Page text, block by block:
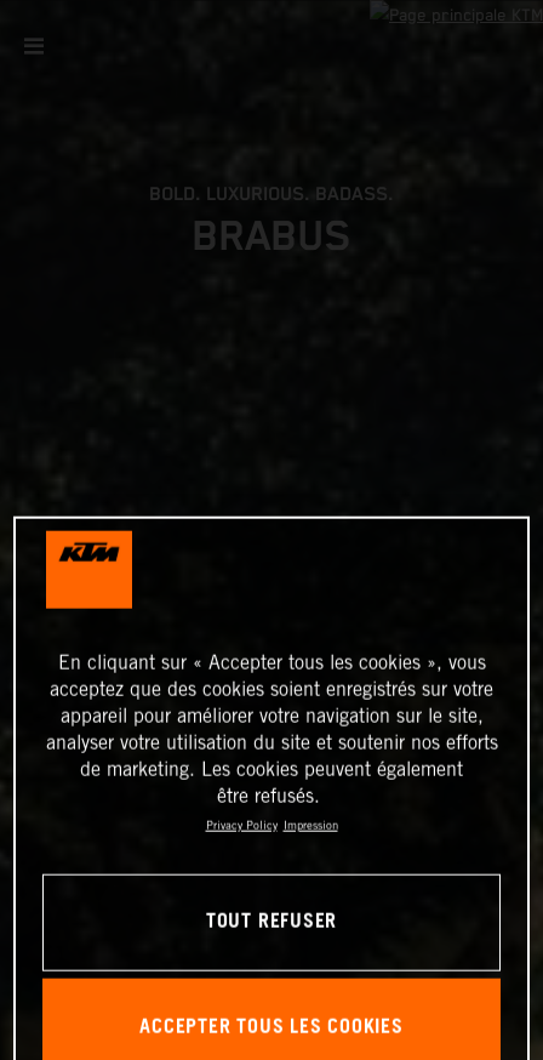
BOLD. LUXURIOUS. BADASS.
BRABUS
En cliquant sur « Accepter tous les cookies », vous
acceptez que des cookies soient enregistrés sur votre
appareil pour améliorer votre navigation sur le site,
analyser votre utilisation du site et soutenir nos efforts
de marketing. Les cookies peuvent également
être refusés.
Privacy Policy Impression
TOUT REFUSER
ACCEPTER TOUS LES COOKIES